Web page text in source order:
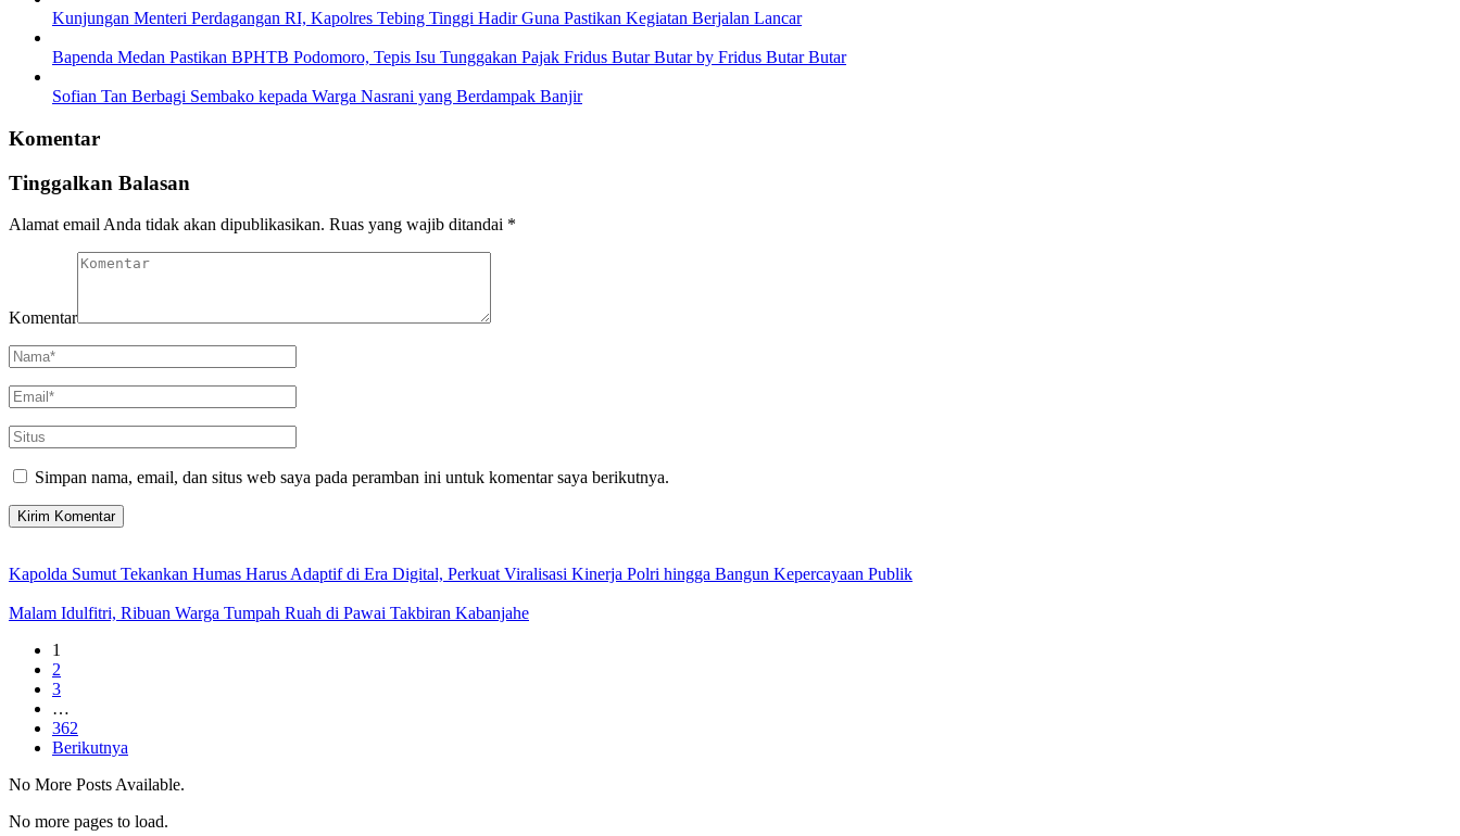
Kunjungan Menteri Perdagangan RI, Kapolres Tebing Tinggi Hadir Guna Pastikan Kegiatan Berjalan Lancar
Bapenda Medan Pastikan BPHTB Podomoro, Tepis Isu Tunggakan Pajak Fridus Butar Butar by Fridus Butar Butar
Sofian Tan Berbagi Sembako kepada Warga Nasrani yang Berdampak Banjir
Komentar
Tinggalkan Balasan
Alamat email Anda tidak akan dipublikasikan. Ruas yang wajib ditandai *
Komentar
Simpan nama, email, dan situs web saya pada peramban ini untuk komentar saya berikutnya.
Kapolda Sumut Tekankan Humas Harus Adaptif di Era Digital, Perkuat Viralisasi Kinerja Polri hingga Bangun Kepercayaan Publik
Malam Idulfitri, Ribuan Warga Tumpah Ruah di Pawai Takbiran Kabanjahe
1
2
3
…
362
Berikutnya
No More Posts Available.
No more pages to load.